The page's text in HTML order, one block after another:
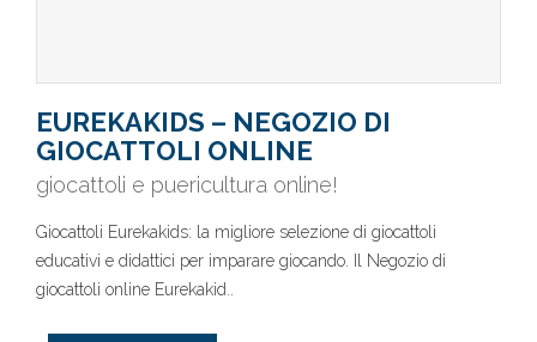
EUREKAKIDS – NEGOZIO DI
GIOCATTOLI ONLINE
giocattoli e puericultura online!
Giocattoli Eurekakids: la migliore selezione di giocattoli
educativi e didattici per imparare giocando. Il Negozio di
giocattoli online Eurekakid..